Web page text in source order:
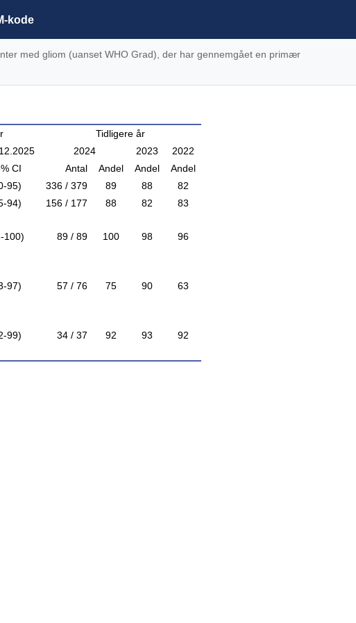
kode
med gliom (uanset WHO Grad), der har gennemgået en primær
Tidligere år
2024 2023
2022
CI Antal Andel Andel
Andel
95) 336 / 379 89 88
82
94) 156 / 177 88 82
83
100) 89 / 89 100 98 96
97) 57 / 76 75 90 63
99) 34 / 37 92 93 92